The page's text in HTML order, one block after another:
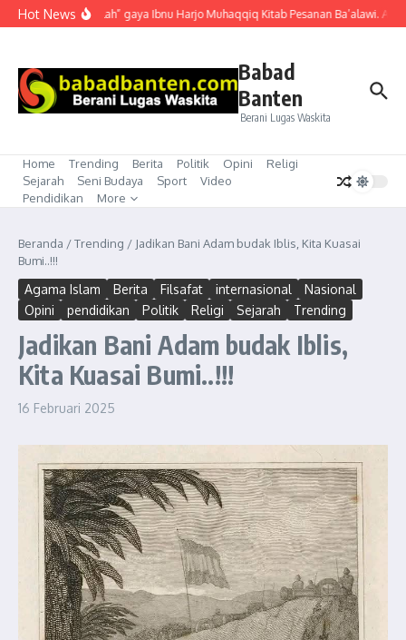
Lewati ke konten
Hot News“Mubahalah” gaya Ibnu Harjo Muhaqqiq Kitab Pesanan Ba’alawi.
Babad
Banten
Berani Lugas Waskita
Home Trending Berita Politik Opini
Religi
Sejarah
Seni Budaya Sport
Video
Pendidikan
More
Beranda /Trending / Jadikan Bani Adam budak Iblis, Kita Kuasai
Bumi..!!!
Agama Islam Berita Filsafat internasional
Nasional
Opini
pendidikan Politik Religi Sejarah Trending
Jadikan Bani Adam budak Iblis,
Kita Kuasai Bumi..!!!
16 Februari 2025